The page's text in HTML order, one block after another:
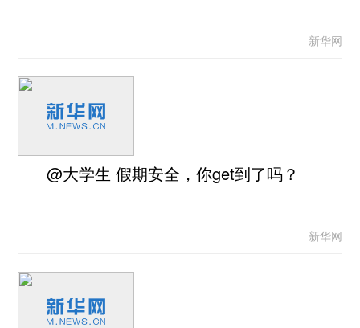
新华网
@大学生 假期安全，你get到了吗？
新华网